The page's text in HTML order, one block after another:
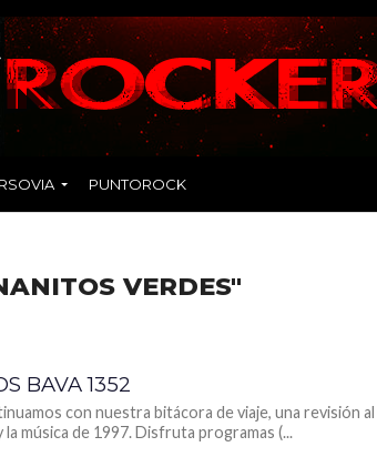
PUNTOROCK
VERDES"
BAVA 1352
con nuestra bitácora de viaje, una revisión al
música de 1997. Disfruta programas (...